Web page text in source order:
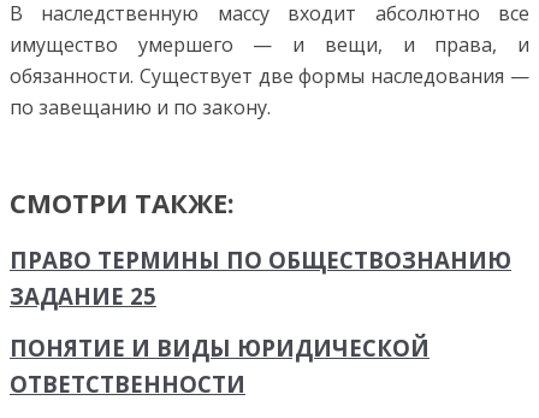
В наследственную массу входит абсолютно все
имуще­ство умершего — и вещи, и права, и
обязанности. Существует две формы наследования —
по завещанию и по закону.
СМОТРИ ТАКЖЕ:
ПРАВО ТЕРМИНЫ ПО ОБЩЕСТВОЗНАНИЮ
ЗАДАНИЕ 25
ПОНЯТИЕ И ВИДЫ ЮРИДИЧЕСКОЙ
ОТВЕТСТВЕННОСТИ